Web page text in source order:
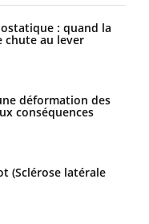
: quand la
chute au lever
déformation des
conséquences
(Sclérose latérale